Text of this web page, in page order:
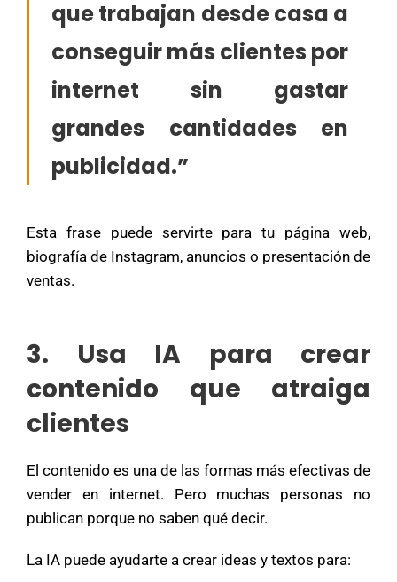
que trabajan desde casa a
conseguir más clientes por
internet sin gastar
grandes cantidades en
publicidad.”
Esta frase puede servirte para tu página web,
biografía de Instagram, anuncios o presentación de
ventas.
3. Usa IA para crear
contenido que atraiga
clientes
El contenido es una de las formas más efectivas de
vender en internet. Pero muchas personas no
publican porque no saben qué decir.
La IA puede ayudarte a crear ideas y textos para: